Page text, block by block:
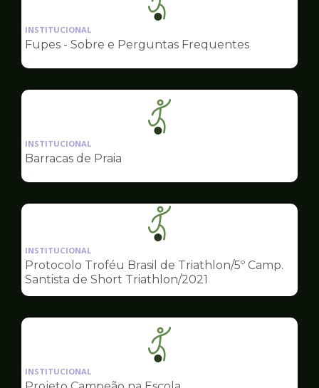
Ilustração
da
pagina
Esportes
INSTITUCIONAL
Fupes - Sobre e Perguntas Frequentes
Ilustração
da
Esportes
INSTITUCIONAL
Barracas de Praia
Ilustração
da
pagina
de
Esportes
INSTITUCIONAL
Protocolo Troféu Brasil de Triathlon/5º Camp.
Santista de Short Triathlon/2021
Ilustração
da
pagina
INSTITUCIONAL